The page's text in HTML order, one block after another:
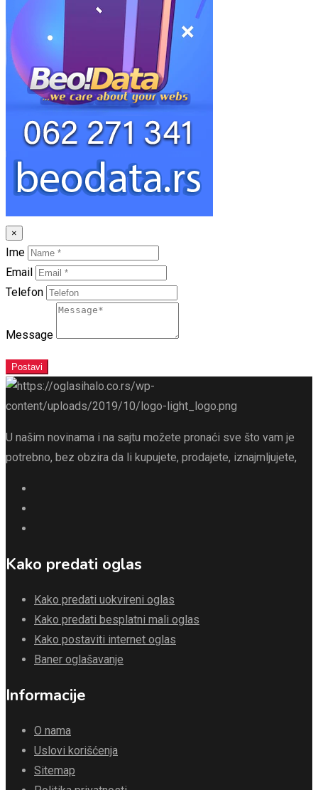
×
Ime
Email
Telefon
Message
Postavi
U našim novinama i na sajtu možete pronaći sve što vam je
potrebno, bez obzira da li kupujete, prodajete, iznajmljujete,
Kako predati oglas
Kako predati uokvireni oglas
Kako predati besplatni mali oglas
Kako postaviti internet oglas
Baner oglašavanje
Informacije
O nama
Uslovi korišćenja
Sitemap